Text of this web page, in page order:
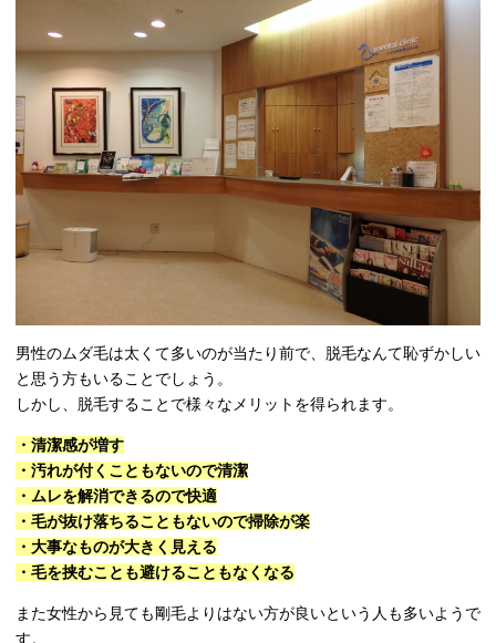
男性のムダ毛は太くて多いのが当たり前で、脱毛なんて恥ずかしい
と思う方もいることでしょう。
しかし、脱毛することで様々なメリットを得られます。
・清潔感が増す
・汚れが付くこともないので清潔
・ムレを解消できるので快適
・毛が抜け落ちることもないので掃除が楽
・大事なものが大きく見える
・毛を挟むことも避けることもなくなる
また女性から見ても剛毛よりはない方が良いという人も多いようで
す。